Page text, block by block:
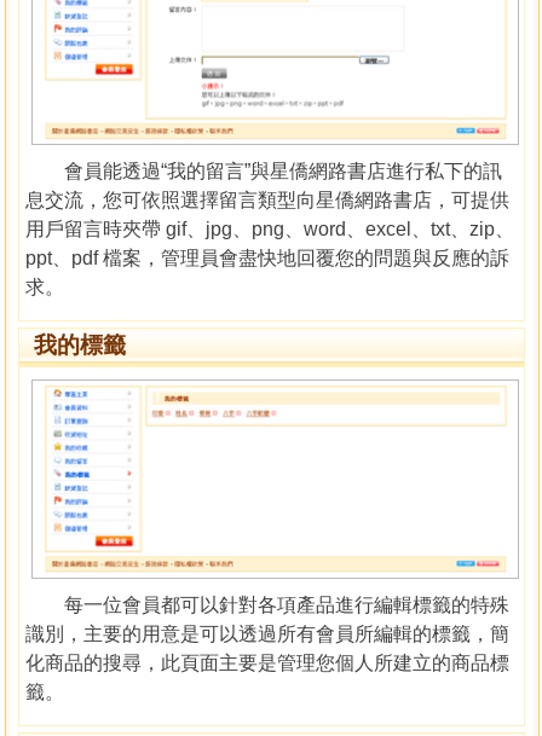
會員能透過“我的留言”與星僑網路書店進行私下的訊
息交流，您可依照選擇留言類型向星僑網路書店，可提供
用戶留言時夾帶 gif、jpg、png、word、excel、txt、zip、
ppt、pdf 檔案，管理員會盡快地回覆您的問題與反應的訴
求。
我的標籤
每一位會員都可以針對各項產品進行編輯標籤的特殊
識別，主要的用意是可以透過所有會員所編輯的標籤，簡
化商品的搜尋，此頁面主要是管理您個人所建立的商品標
籤。